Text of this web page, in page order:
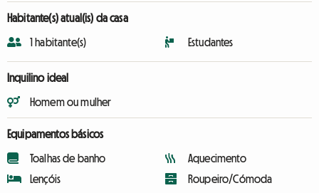
Habitante(s) atual(is) da casa
1 habitante(s) Estudantes
Inquilino ideal
Homem ou mulher
Equipamentos básicos
Toalhas de banho
Lençóis
Aquecimento
Roupeiro/Cómoda